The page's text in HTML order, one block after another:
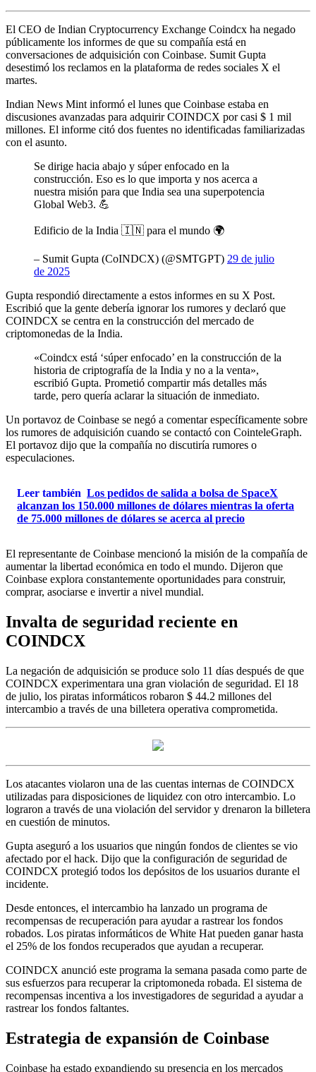
El CEO de Indian Cryptocurrency Exchange Coindcx ha negado
públicamente los informes de que su compañía está en
conversaciones de adquisición con Coinbase. Sumit Gupta
desestimó los reclamos en la plataforma de redes sociales X el
martes.
Indian News Mint informó el lunes que Coinbase estaba en
discusiones avanzadas para adquirir COINDCX por casi $ 1 mil
millones. El informe citó dos fuentes no identificadas familiarizadas
con el asunto.
Se dirige hacia abajo y súper enfocado en la
construcción. Eso es lo que importa y nos acerca a
nuestra misión para que India sea una superpotencia
Global Web3. 💪
Edificio de la India 🇮🇳 para el mundo 🌍
– Sumit Gupta (CoINDCX) (@SMTGPT) 29 de julio
de 2025
Gupta respondió directamente a estos informes en su X Post.
Escribió que la gente debería ignorar los rumores y declaró que
COINDCX se centra en la construcción del mercado de
criptomonedas de la India.
«Coindcx está ‘súper enfocado’ en la construcción de la
historia de criptografía de la India y no a la venta»,
escribió Gupta. Prometió compartir más detalles más
tarde, pero quería aclarar la situación de inmediato.
Un portavoz de Coinbase se negó a comentar específicamente sobre
los rumores de adquisición cuando se contactó con CointeleGraph.
El portavoz dijo que la compañía no discutiría rumores o
especulaciones.
Leer también Los pedidos de salida a bolsa de SpaceX
alcanzan los 150.000 millones de dólares mientras la oferta
de 75.000 millones de dólares se acerca al precio
El representante de Coinbase mencionó la misión de la compañía de
aumentar la libertad económica en todo el mundo. Dijeron que
Coinbase explora constantemente oportunidades para construir,
comprar, asociarse e invertir a nivel mundial.
Invalta de seguridad reciente en
COINDCX
La negación de adquisición se produce solo 11 días después de que
COINDCX experimentara una gran violación de seguridad. El 18
de julio, los piratas informáticos robaron $ 44.2 millones del
intercambio a través de una billetera operativa comprometida.
Los atacantes violaron una de las cuentas internas de COINDCX
utilizadas para disposiciones de liquidez con otro intercambio. Lo
lograron a través de una violación del servidor y drenaron la billetera
en cuestión de minutos.
Gupta aseguró a los usuarios que ningún fondos de clientes se vio
afectado por el hack. Dijo que la configuración de seguridad de
COINDCX protegió todos los depósitos de los usuarios durante el
incidente.
Desde entonces, el intercambio ha lanzado un programa de
recompensas de recuperación para ayudar a rastrear los fondos
robados. Los piratas informáticos de White Hat pueden ganar hasta
el 25% de los fondos recuperados que ayudan a recuperar.
COINDCX anunció este programa la semana pasada como parte de
sus esfuerzos para recuperar la criptomoneda robada. El sistema de
recompensas incentiva a los investigadores de seguridad a ayudar a
rastrear los fondos faltantes.
Estrategia de expansión de Coinbase
Coinbase ha estado expandiendo su presencia en los mercados